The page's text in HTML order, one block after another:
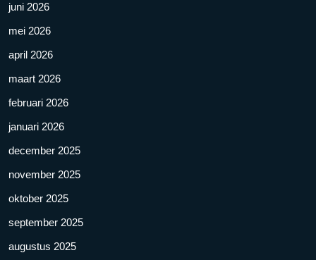
juni 2026
mei 2026
april 2026
maart 2026
februari 2026
januari 2026
december 2025
november 2025
oktober 2025
september 2025
augustus 2025